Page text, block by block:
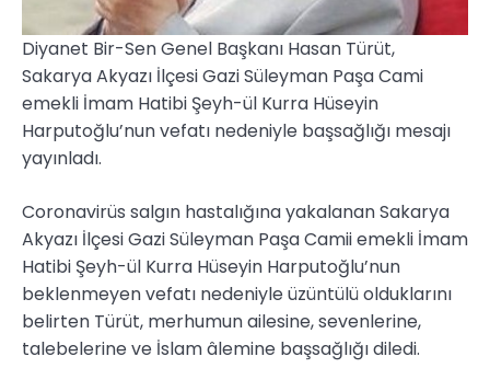
Diyanet Bir-Sen Genel Başkanı Hasan Türüt,
Sakarya Akyazı İlçesi Gazi Süleyman Paşa Cami
emekli İmam Hatibi Şeyh-ül Kurra Hüseyin
Harputoğlu’nun vefatı nedeniyle başsağlığı mesajı
yayınladı.
Coronavirüs salgın hastalığına yakalanan Sakarya
Akyazı İlçesi Gazi Süleyman Paşa Camii emekli İmam
Hatibi Şeyh-ül Kurra Hüseyin Harputoğlu’nun
beklenmeyen vefatı nedeniyle üzüntülü olduklarını
belirten Türüt, merhumun ailesine, sevenlerine,
talebelerine ve İslam âlemine başsağlığı diledi.